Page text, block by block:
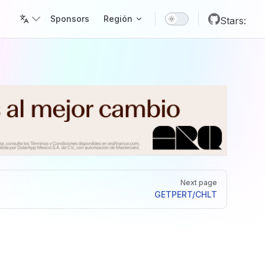
Sponsors Región Stars:
Next page
GETPERT/CHLT